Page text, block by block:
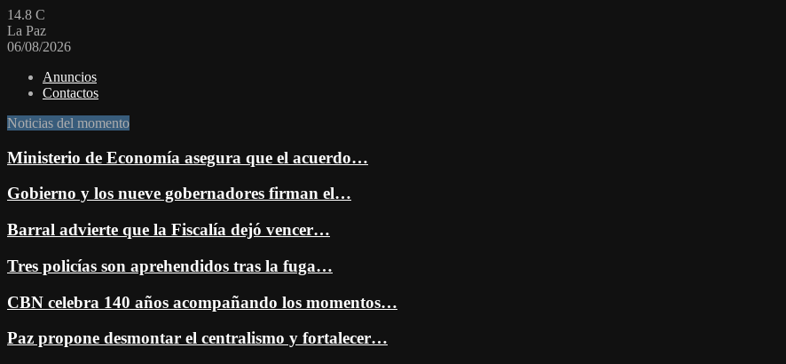
14.8 C
La Paz
06/08/2026
Anuncios
Contactos
Noticias del momento
Ministerio de Economía asegura que el acuerdo…
Gobierno y los nueve gobernadores firman el…
Barral advierte que la Fiscalía dejó vencer…
Tres policías son aprehendidos tras la fuga…
CBN celebra 140 años acompañando los momentos…
Paz propone desmontar el centralismo y fortalecer…